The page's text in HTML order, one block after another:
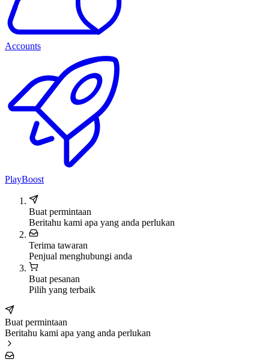
Accounts
PlayBoost
Buat permintaan
Beritahu kami apa yang anda perlukan
Terima tawaran
Penjual menghubungi anda
Buat pesanan
Pilih yang terbaik
Buat permintaan
Beritahu kami apa yang anda perlukan